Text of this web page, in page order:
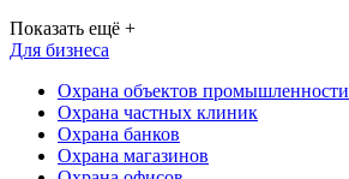
Показать ещё +
Для бизнеса
Охрана объектов промышленности
Охрана частных клиник
Охрана банков
Охрана магазинов